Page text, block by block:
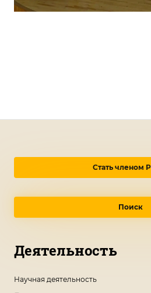
Стать членом
Поиск
Деятельность
Научная деятельность